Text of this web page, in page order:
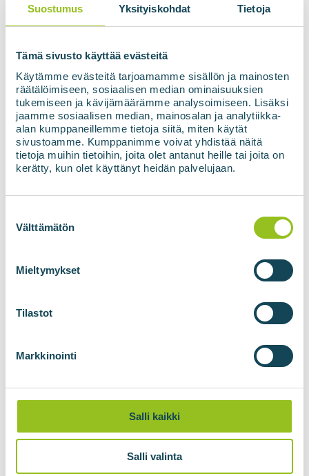
Suostumus Yksityiskohdat Tietoja
Tämä sivusto käyttää evästeitä
Käytämme evästeitä tarjoamamme sisällön ja mainosten
räätälöimiseen, sosiaalisen median ominaisuuksien
tukemiseen ja kävijämäärämme analysoimiseen. Lisäksi
jaamme sosiaalisen median, mainosalan ja analytiikka-
alan kumppaneillemme tietoja siitä, miten käytät
sivustoamme. Kumppanimme voivat yhdistää näitä
tietoja muihin tietoihin, joita olet antanut heille tai joita on
kerätty, kun olet käyttänyt heidän palvelujaan.
valinta
Välttämätön
Mieltymykset
Tilastot
Markkinointi
Salli kaikki
Salli valinta